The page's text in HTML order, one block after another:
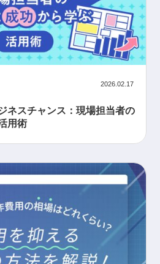
2026.02.17
ネスチャンス：現場担当者の
用術